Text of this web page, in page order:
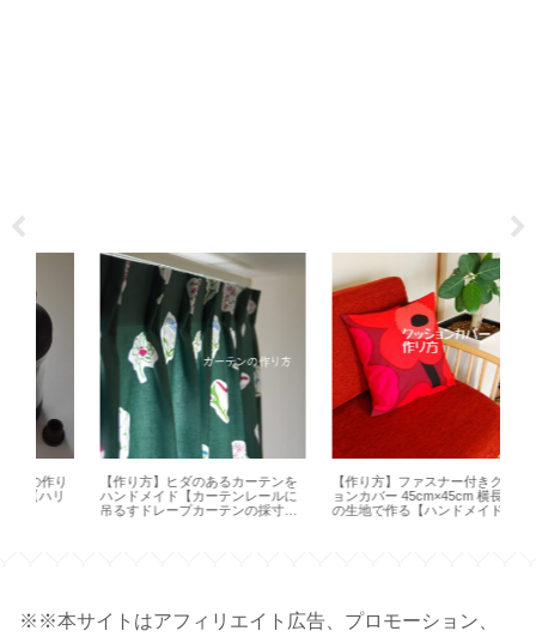
【作り方】ヒダのあるカーテンを
ハンドメイド【カーテンレールに
吊るすドレープカーテンの採寸・
【作り方】ファスナー付きクッシ
ョンカバー 45cm×45cm 横長一枚
の生地で作る【ハンドメイド】
※※本サイトはアフィリエイト広告、プロモーション、